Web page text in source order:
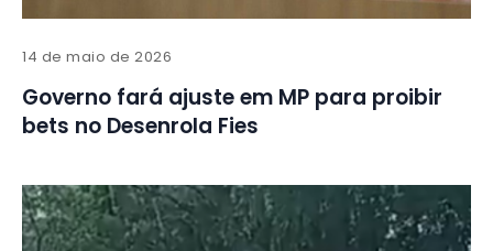
14 de maio de 2026
Governo fará ajuste em MP para proibir
bets no Desenrola Fies